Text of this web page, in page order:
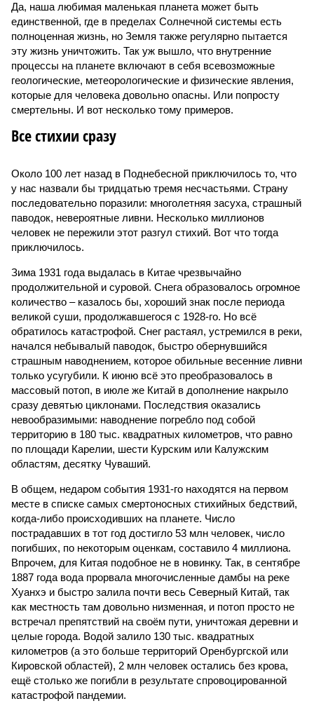
Да, наша любимая маленькая планета может быть
единственной, где в пределах Солнечной системы есть
полноценная жизнь, но Земля также регулярно пытается
эту жизнь уничтожить. Так уж вышло, что внутренние
процессы на планете включают в себя всевозможные
геологические, метеорологические и физические явления,
которые для человека довольно опасны. Или попросту
смертельны. И вот несколько тому примеров.
Все стихии сразу
Около 100 лет назад в Поднебесной приключилось то, что
у нас назвали бы тридцатью тремя несчастьями. Страну
последовательно поразили: многолетняя засуха, страшный
паводок, невероятные ливни. Несколько миллионов
человек не пережили этот разгул стихий. Вот что тогда
приключилось.
Зима 1931 года выдалась в Китае чрезвычайно
продолжительной и суровой. Снега образовалось огромное
количество – казалось бы, хороший знак после периода
великой суши, продолжавшегося с 1928-го. Но всё
обратилось катастрофой. Снег растаял, устремился в реки,
начался небывалый паводок, быстро обернувшийся
страшным наводнением, которое обильные весенние ливни
только усугубили. К июню всё это преобразовалось в
массовый потоп, в июле же Китай в дополнение накрыло
сразу девятью циклонами. Последствия оказались
невообразимыми: наводнение погребло под собой
территорию в 180 тыс. квадратных километров, что равно
по площади Карелии, шести Курским или Калужским
областям, десятку Чуваший.
В общем, недаром события 1931-го находятся на первом
месте в списке самых смертоносных стихийных бедствий,
когда-либо происходивших на планете. Число
пострадавших в тот год достигло 53 млн человек, число
погибших, по некоторым оценкам, составило 4 миллиона.
Впрочем, для Китая подобное не в новинку. Так, в сентябре
1887 года вода прорвала многочисленные дамбы на реке
Хуанхэ и быстро залила почти весь Северный Китай, так
как местность там довольно низменная, и потоп просто не
встречал препятствий на своём пути, уничтожая деревни и
целые города. Водой залило 130 тыс. квадратных
километров (а это больше территорий Оренбургской или
Кировской областей), 2 млн человек остались без крова,
ещё столько же погибли в результате спровоцированной
катастрофой пандемии.